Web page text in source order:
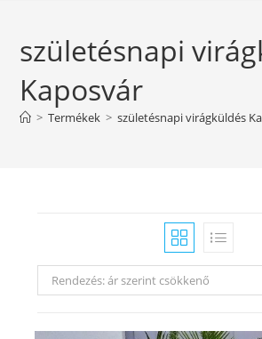
születésnapi
Kaposvár
> Termékek > születésnapi virágküldés
Rendezés: ár szerint csökkenő